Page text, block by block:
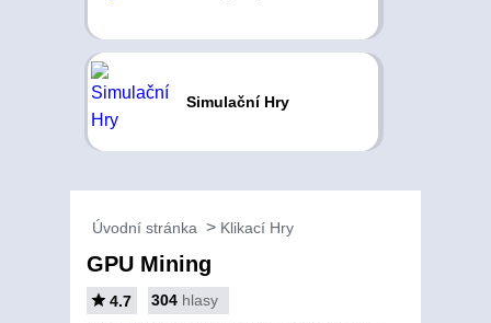
Simulační Hry
Úvodní stránka Klikací Hry
GPU Mining
4.7 304 hlasy